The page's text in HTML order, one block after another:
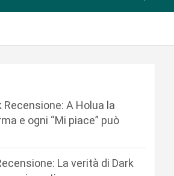
A Holua la
e ogni “Mi piace” può
La verità di Dark